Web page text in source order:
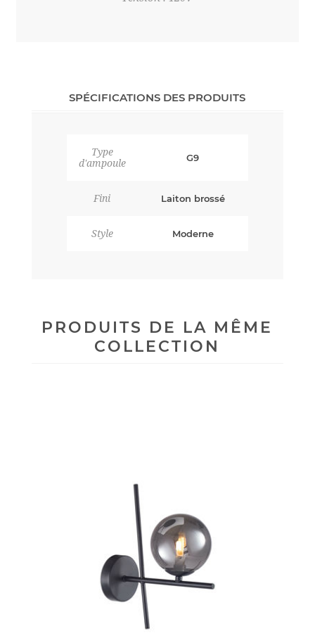
SPÉCIFICATIONS DES PRODUITS
Type
d'ampoule
G9
Fini Laiton brossé
Style Moderne
PRODUITS DE LA MÊME
COLLECTION